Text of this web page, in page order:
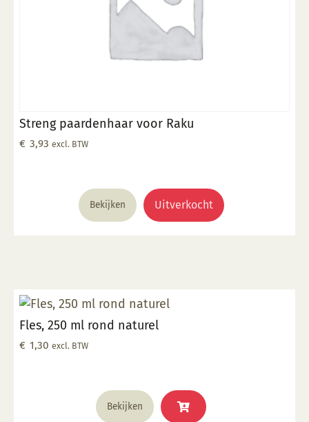
Streng paardenhaar voor Raku
€ 3,93 excl. BTW
Bekijken Uitverkocht
Fles, 250 ml rond naturel
€ 1,30 excl. BTW
Bekijken